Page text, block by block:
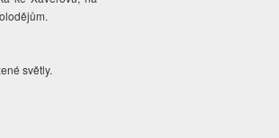
světly.